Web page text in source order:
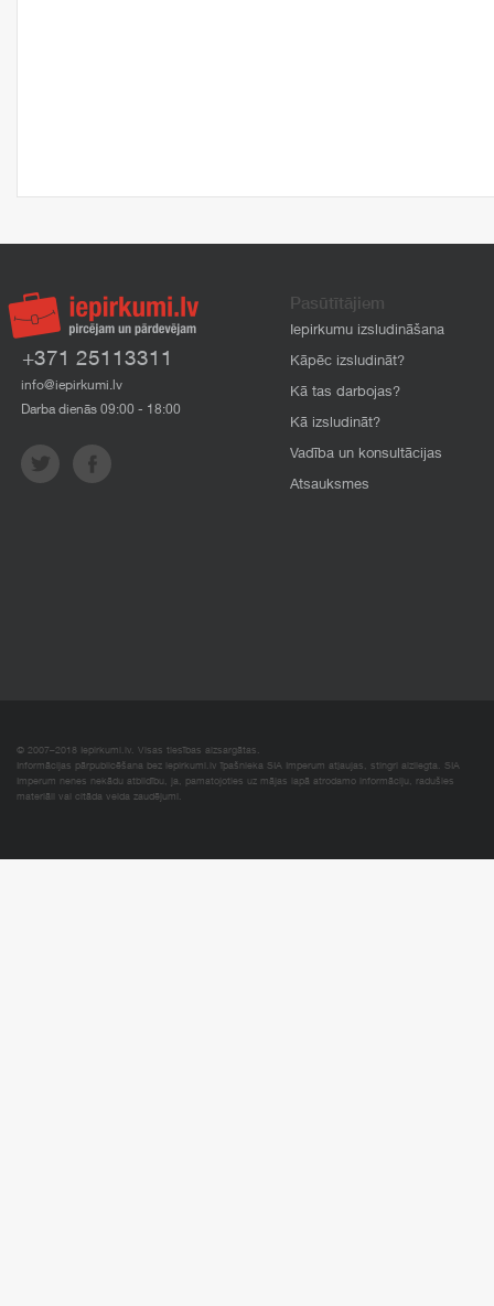
+371 25113311
info@iepirkumi.lv
Darba dienās 09:00 - 18:00
Pasūtītājiem
Iepirkumu izsludināšana
Kāpēc izsludināt?
Kā tas darbojas?
Kā izsludināt?
Vadība un konsultācijas
Atsauksmes
© 2007–2018 Iepirkumi.lv. Visas tiesības aizsargātas.
Informācijas pārpublicēšana bez iepirkumi.lv īpašnieka SIA Imperum atļaujas, stingri aizliegta. SIA
Imperum nenes nekādu atbildību, ja, pamatojoties uz mājas lapā atrodamo informāciju, radušies
materiāli vai citāda veida zaudējumi.